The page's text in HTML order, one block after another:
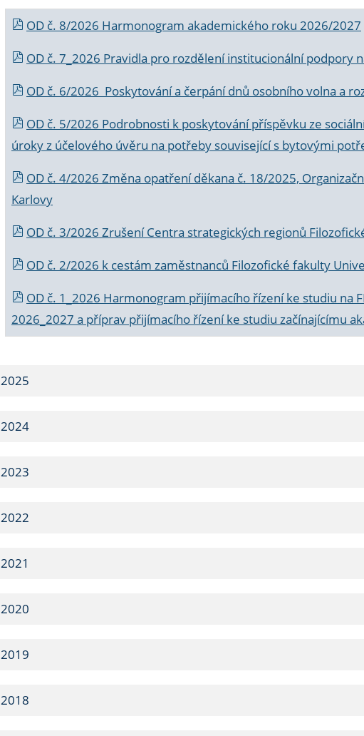
OD č. 8/2026 Harmonogram akademického roku 2026/2027
OD č. 7_2026 Pravidla pro rozdělení institucionální podpory
OD č. 6/2026 Poskytování a čerpání dnů osobního volna a
OD č. 5/2026 Podrobnosti k poskytování příspěvku ze
úroky z účelového úvěru na potřeby související s bytovými
OD č. 4/2026 Změna opatření děkana č. 18/2025,
Karlovy
OD č. 3/2026 Zrušení Centra strategických regionů
OD č. 2/2026 k cestám zaměstnanců Filozofické fakulty
OD č. 1_2026 Harmonogram přijímacího řízení ke studiu na
2026_2027 a příprav přijímacího řízení ke studiu začínajícímu
2025
2024
2023
2022
2021
2020
2019
2018